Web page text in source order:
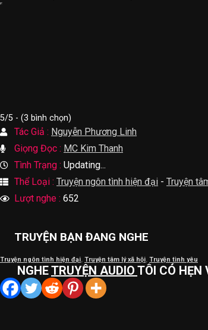
5/5 - (3 bình chọn)
Tác Giả : Nguyễn Phương Linh
Giọng Đọc : MC Kim Thanh
Tình Trạng : Updating...
Thể Loại : Truyện ngôn tình hiện đại - Truyện
Lượt nghe : 652
TRUYỆN BẠN ĐANG NGHE
Truyện ngôn tình hiện đại, Truyện tâm lý xã hội, Truyện tình yêu
NGHETRUYỆN AUDIO TÔI CÓ HẸN